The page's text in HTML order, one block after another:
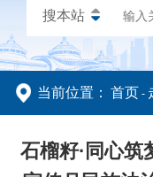
搜本站
政务动态
当前位置： 首页 -
石榴籽·同心